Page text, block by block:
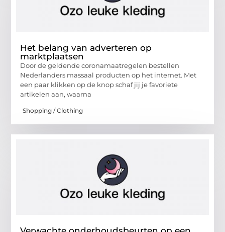
Het belang van adverteren op
marktplaatsen
Door de geldende coronamaatregelen bestellen
Nederlanders massaal producten op het internet. Met
een paar klikken op de knop schaf jij je favoriete
artikelen aan, waarna
Shopping / Clothing